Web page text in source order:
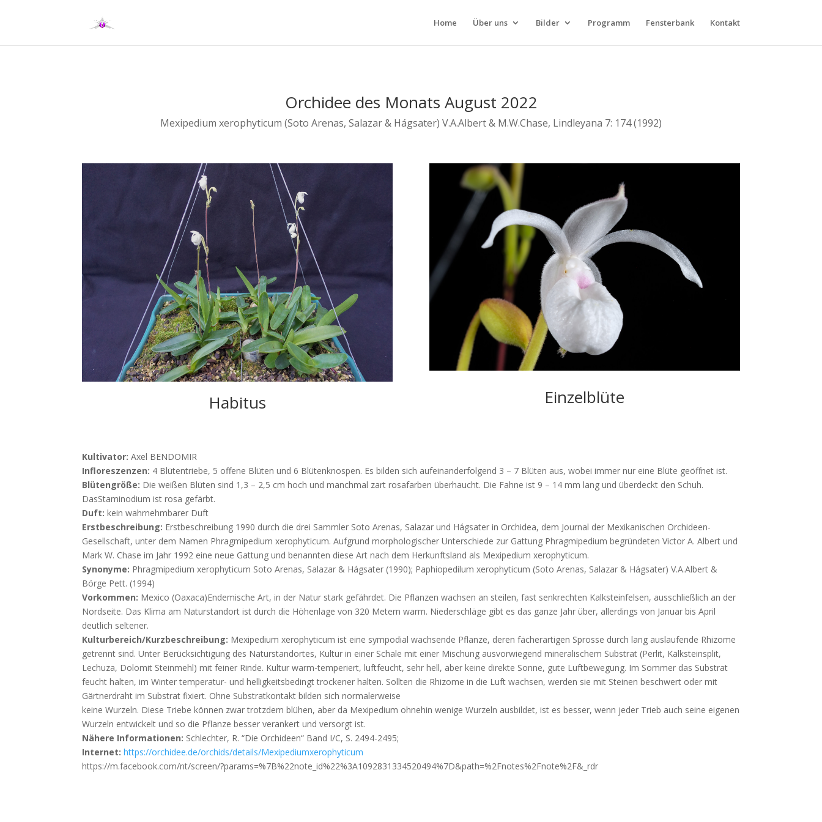
Home Über uns Bilder Programm Fensterbank Kontakt
Orchidee des Monats August 2022
Mexipedium xerophyticum (Soto Arenas, Salazar & Hágsater) V.A.Albert & M.W.Chase, Lindleyana 7: 174 (1992)
Habitus Einzelblüte
Kultivator:Axel BENDOMIR
Infloreszenzen: 4 Blütentriebe, 5 offene Blüten und 6 Blütenknospen. Es bilden sich aufeinanderfolgend 3 – 7 Blüten aus, wobei immer nur eine Blüte geöffnet ist.
Blütengröße: Die weißen Blüten sind 1,3 – 2,5 cm hoch und manchmal zartrosafarben überhaucht. Die Fahne ist 9 – 14 mm lang und überdeckt den Schuh.
DasStaminodium ist rosa gefärbt.
Duft: kein wahrnehmbarer Duft
Erstbeschreibung: Erstbeschreibung 1990 durch die drei Sammler Soto Arenas, Salazar und Hágsater in Orchidea, dem Journal der Mexikanischen Orchideen-
Gesellschaft, unter dem Namen Phragmipedium xerophyticum. Aufgrundmorphologischer Unterschiede zur Gattung Phragmipedium begründeten Victor A.Albert und
Mark W. Chase im Jahr 1992 eine neue Gattung und benannten diese Artnach dem Herkunftsland als Mexipedium xerophyticum.
Synonyme: Phragmipedium xerophyticum Soto Arenas, Salazar & Hágsater (1990); Paphiopedilum xerophyticum (Soto Arenas, Salazar & Hágsater) V.A.Albert &
Börge Pett. (1994)
Vorkommen: Mexico (Oaxaca)Endemische Art, in der Natur stark gefährdet. Die Pflanzen wachsen an steilen, fast senkrechten Kalksteinfelsen, ausschließlich an der
Nordseite. Das Klima am Naturstandort ist durch die Höhenlage von 320 Metern warm. Niederschläge gibt es das ganze Jahr über, allerdings von Januar bis April
deutlich seltener.
Kulturbereich/Kurzbeschreibung: Mexipedium xerophyticum ist eine sympodial wachsende Pflanze, derenfächerartigen Sprosse durch lang auslaufende Rhizome
getrennt sind. Unter Berücksichtigung des Naturstandortes, Kultur in einer Schale mit einer Mischung ausvorwiegend mineralischem Substrat (Perlit, Kalksteinsplit,
Lechuza, Dolomit Steinmehl) mit feiner Rinde. Kultur warm-temperiert, luftfeucht, sehr hell, aber keine direkte Sonne, gute Luftbewegung. Im Sommer das Substrat
feucht halten, im Winter temperatur- und helligkeitsbedingttrockener halten. Sollten die Rhizome in die Luft wachsen, werden sie mit Steinen beschwert oder mit
Gärtnerdraht im Substrat fixiert. Ohne Substratkontakt bilden sich normalerweise
keine Wurzeln. Diese Triebe können zwar trotzdem blühen, aber da Mexipedium ohnehin wenige Wurzeln ausbildet, ist es besser, wenn jeder Trieb auch seine eigenen
Wurzeln entwickelt und so die Pflanze besser verankert und versorgt ist.
Nähere Informationen: Schlechter, R. “Die Orchideen“ Band I/C, S. 2494-2495;
Internet:https://orchidee.de/orchids/details/Mexipediumxerophyticum
https://m.facebook.com/nt/screen/?params=%7B%22note_id%22%3A1092831334520494%7D&path=%2Fnotes%2Fnote%2F&_rdr